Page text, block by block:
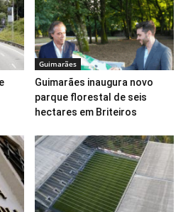
Guimarães
Guimarães inaugura novo
parque florestal de seis
hectares em Briteiros